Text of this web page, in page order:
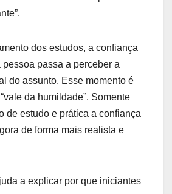
dos estudos, a confiança
passa a perceber a
do assunto. Esse momento é
da humildade”. Somente
de estudo e prática a confiança
de forma mais realista e
a explicar por que iniciantes